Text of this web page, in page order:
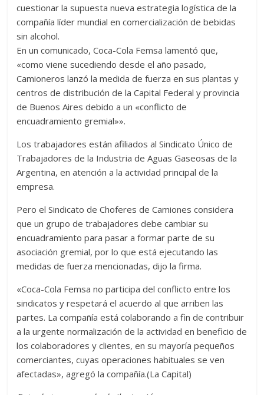
cuestionar la supuesta nueva estrategia logística de la
compañía líder mundial en comercialización de bebidas
sin alcohol.
En un comunicado, Coca-Cola Femsa lamentó que,
«como viene sucediendo desde el año pasado,
Camioneros lanzó la medida de fuerza en sus plantas y
centros de distribución de la Capital Federal y provincia
de Buenos Aires debido a un «conflicto de
encuadramiento gremial»».
Los trabajadores están afiliados al Sindicato Único de
Trabajadores de la Industria de Aguas Gaseosas de la
Argentina, en atención a la actividad principal de la
empresa.
Pero el Sindicato de Choferes de Camiones considera
que un grupo de trabajadores debe cambiar su
encuadramiento para pasar a formar parte de su
asociación gremial, por lo que está ejecutando las
medidas de fuerza mencionadas, dijo la firma.
«Coca-Cola Femsa no participa del conflicto entre los
sindicatos y respetará el acuerdo al que arriben las
partes. La compañía está colaborando a fin de contribuir
a la urgente normalización de la actividad en beneficio de
los colaboradores y clientes, en su mayoría pequeños
comerciantes, cuyas operaciones habituales se ven
afectadas», agregó la compañía.(La Capital)